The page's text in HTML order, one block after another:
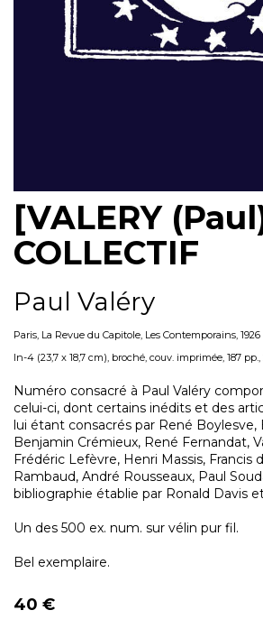
[VALERY
COLLECTIF
Paul Valéry
Paris, La Revue du Capitole, Les Contemporains, 1926
In-4 (23,7 x 18,7 cm), broché, couv. imprimée, 187 pp.,
Numéro consacré à Paul Valéry
celui-ci, dont certains inédits et des
lui étant consacrés par René Boylesve,
Benjamin Crémieux, René Fernandat,
Frédéric Lefèvre, Henri Massis, Francis
Rambaud, André Rousseaux, Paul
bibliographie établie par Ronald Davis
Un des 500 ex. num. sur vélin pur fil.
Bel exemplaire.
40 €